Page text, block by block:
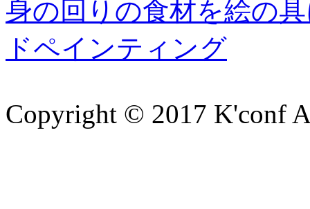
身の回りの食材を絵の
ドペインティング
Copyright © 2017 K'conf